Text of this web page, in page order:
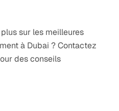
sur les meilleures
à Dubai ? Contactez
des conseils